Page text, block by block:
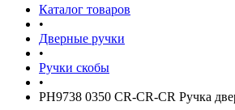
Каталог товаров
•
Дверные ручки
•
Ручки скобы
•
PH9738 0350 CR-CR-CR Ручка